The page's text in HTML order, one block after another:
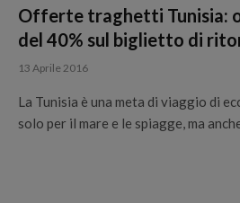
Offerte traghetti Tunisia:
del 40% sul biglietto di
13 Aprile 2016
La Tunisia è una meta di viaggio di
solo per il mare e le spiagge, ma